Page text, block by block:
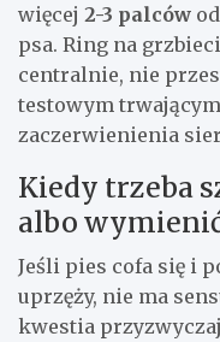
więcej 2-3 palców
psa. Ring na
centralnie, nie
testowym trwającym
zaczerwienienia
Kiedy trzeba
albo
Jeśli pies cofa się i
uprzęży, nie ma
kwestia